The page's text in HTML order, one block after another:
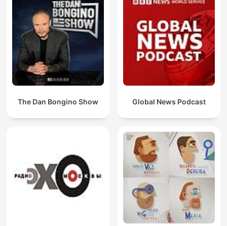
The Dan Bongino Show Global News Podcast